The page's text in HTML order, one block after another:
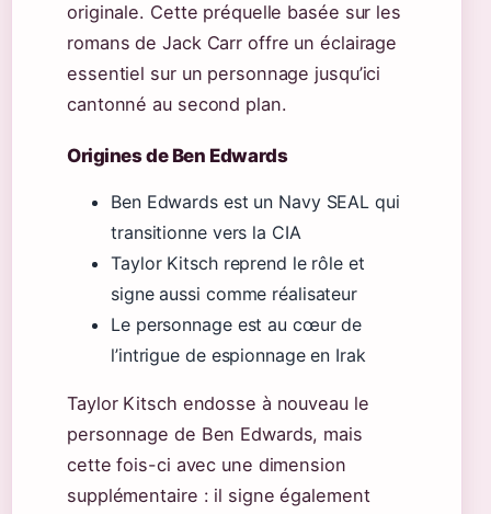
originale. Cette préquelle basée sur les
romans de Jack Carr offre un éclairage
essentiel sur un personnage jusqu’ici
cantonné au second plan.
Origines de Ben Edwards
Ben Edwards est un Navy SEAL qui
transitionne vers la CIA
Taylor Kitsch reprend le rôle et
signe aussi comme réalisateur
Le personnage est au cœur de
l’intrigue de espionnage en Irak
Taylor Kitsch endosse à nouveau le
personnage de Ben Edwards, mais
cette fois-ci avec une dimension
supplémentaire : il signe également